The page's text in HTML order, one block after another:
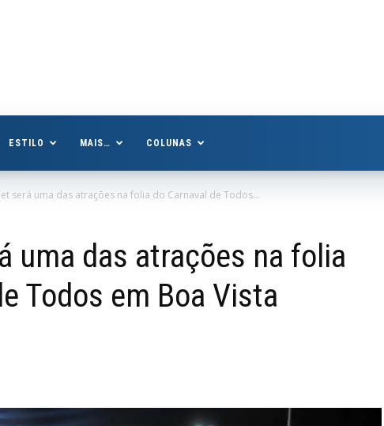
ESTILO MAIS… COLUNAS
será uma das atrações na folia do Carnaval de Todos...
uma das atrações na folia
Todos em Boa Vista